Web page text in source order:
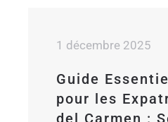
1 décembre 2025
Guide
pour les
del Carmen :